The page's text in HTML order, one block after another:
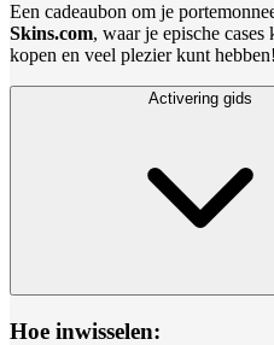
Een cadeaubon om je
Skins.com, waar je epische
kopen en veel plezier kunt hebben!
Activering gids
Hoe inwisselen: